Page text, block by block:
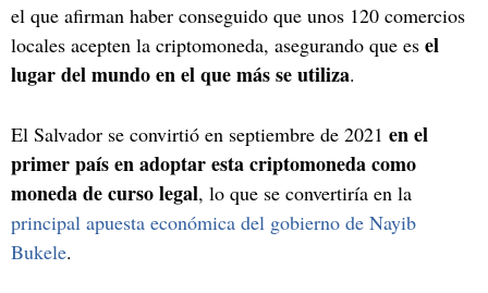
el que afirman haber conseguido que unos 120 comercios
locales acepten la criptomoneda, asegurando que es el
lugar del mundo en el que más se utiliza.
El Salvador se convirtió en septiembre de 2021 en el
primer país en adoptar esta criptomoneda como
moneda de curso legal, lo que se convertiría en la
principal apuesta económica del gobierno de Nayib
Bukele.